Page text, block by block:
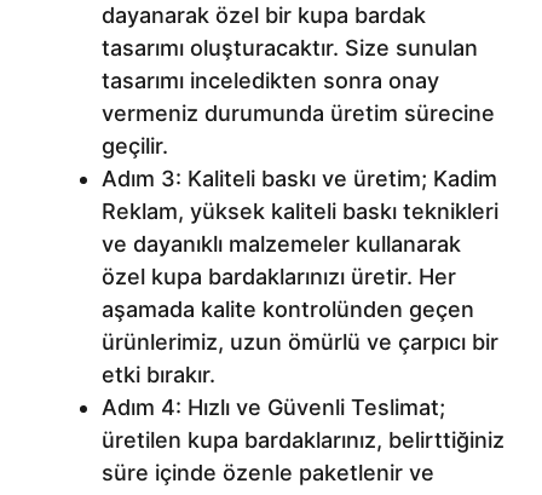
dayanarak özel bir kupa bardak
tasarımı oluşturacaktır. Size sunulan
tasarımı inceledikten sonra onay
vermeniz durumunda üretim sürecine
geçilir.
Adım 3: Kaliteli baskı ve üretim; Kadim
Reklam, yüksek kaliteli baskı teknikleri
ve dayanıklı malzemeler kullanarak
özel kupa bardaklarınızı üretir. Her
aşamada kalite kontrolünden geçen
ürünlerimiz, uzun ömürlü ve çarpıcı bir
etki bırakır.
Adım 4: Hızlı ve Güvenli Teslimat;
üretilen kupa bardaklarınız, belirttiğiniz
süre içinde özenle paketlenir ve